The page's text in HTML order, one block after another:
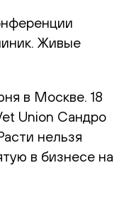
Живые
в Москве. 18
Union Сандро
нельзя
в бизнесе на